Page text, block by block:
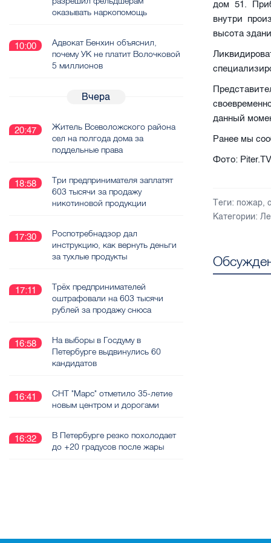
дом 51.
внутри
высота
данный
Ранее мы
Фото: Piter.TV
Теги: пожар,
Категории:
оказывать наркопомощь
10:00
Адвокат Бенхин объяснил,
почему УК не платит Волочковой
5 миллионов
Вчера
20:47
Житель Всеволожского района
сел на полгода дома за
поддельные права
18:58
Три предпринимателя заплатят
603 тысячи за продажу
никотиновой продукции
17:30
Роспотребнадзор дал
инструкцию, как вернуть деньги
за тухлые продукты
17:11
Трёх предпринимателей
оштрафовали на 603 тысячи
рублей за продажу снюса
16:58
На выборы в Госдуму в
Петербурге выдвинулись 60
кандидатов
16:41
СНТ "Марс" отметило 35-летие
новым центром и дорогами
16:32
В Петербурге резко похолодает
до +20 градусов после жары